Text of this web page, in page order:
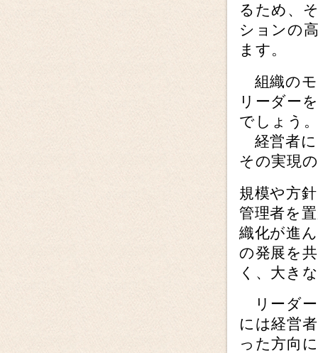
るため、
ションの
ます。
組織のモ
リーダー
でしょう
経営者に
その実現
規模や方
管理者を
織化が進
の発展を
く、大き
リーダー
には経営
った方向